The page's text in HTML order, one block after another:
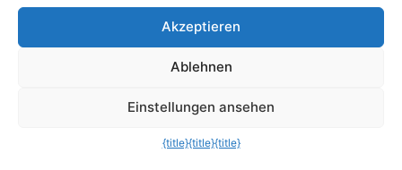
selbst erstellten Kachel
Shutdown viel schneller
Prozessor-Bremse auf.
Insbesondere der
Systemdienst WMI
Provider Host fällt in
öfter mal unangenehm
Akzeptieren
Ablehnen
Einstellungen ansehen
{title}{title}{title}